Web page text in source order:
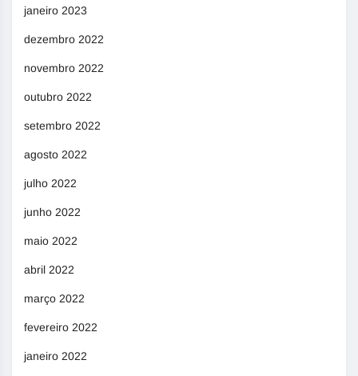
janeiro 2023
dezembro 2022
novembro 2022
outubro 2022
setembro 2022
agosto 2022
julho 2022
junho 2022
maio 2022
abril 2022
março 2022
fevereiro 2022
janeiro 2022